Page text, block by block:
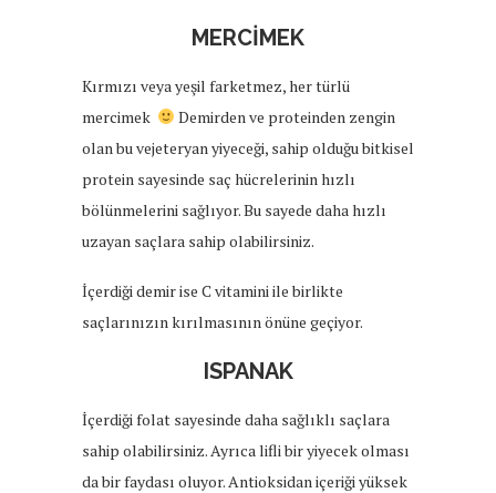
MERCİMEK
Kırmızı veya yeşil farketmez, her türlü
mercimek
Demirden ve proteinden zengin
olan bu vejeteryan yiyeceği, sahip olduğu bitkisel
protein sayesinde saç hücrelerinin hızlı
bölünmelerini sağlıyor. Bu sayede daha hızlı
uzayan saçlara sahip olabilirsiniz.
İçerdiği demir ise C vitamini ile birlikte
saçlarınızın kırılmasının önüne geçiyor.
ISPANAK
İçerdiği folat sayesinde daha sağlıklı saçlara
sahip olabilirsiniz. Ayrıca lifli bir yiyecek olması
da bir faydası oluyor. Antioksidan içeriği yüksek